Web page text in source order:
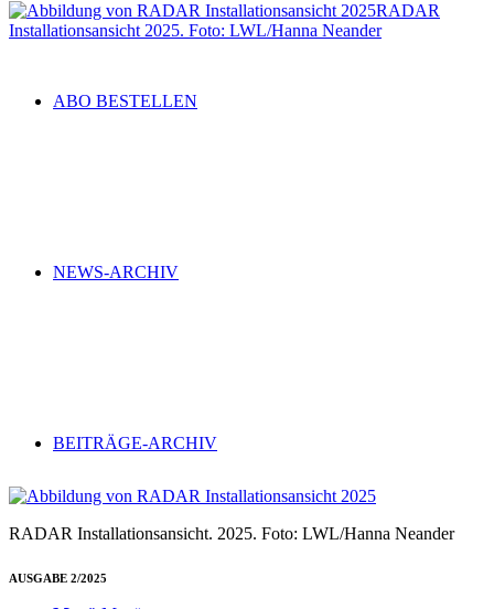
ABO BESTELLEN
NEWS-ARCHIV
BEITRÄGE-ARCHIV
RADAR
Installationsansicht 2025. Foto: LWL/Hanna Neander
RADAR Installationsansicht. 2025. Foto: LWL/Hanna Neander
AUSGABE 2/2025